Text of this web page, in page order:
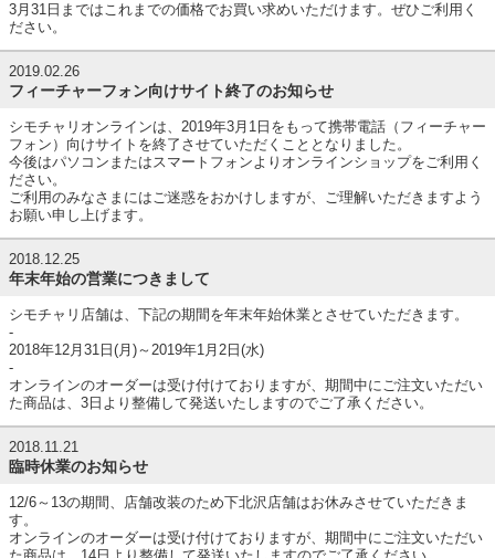
3月31日まではこれまでの価格でお買い求めいただけます。ぜひご利用く
ださい。
2019.02.26
フィーチャーフォン向けサイト終了のお知らせ
シモチャリオンラインは、2019年3月1日をもって携帯電話（フィーチャー
フォン）向けサイトを終了させていただくこととなりました。
今後はパソコンまたはスマートフォンよりオンラインショップをご利用く
ださい。
ご利用のみなさまにはご迷惑をおかけしますが、ご理解いただきますよう
お願い申し上げます。
2018.12.25
年末年始の営業につきまして
シモチャリ店舗は、下記の期間を年末年始休業とさせていただきます。
-
2018年12月31日(月)～2019年1月2日(水)
-
オンラインのオーダーは受け付けておりますが、期間中にご注文いただい
た商品は、3日より整備して発送いたしますのでご了承ください。
2018.11.21
臨時休業のお知らせ
12/6～13の期間、店舗改装のため下北沢店舗はお休みさせていただきま
す。
オンラインのオーダーは受け付けておりますが、期間中にご注文いただい